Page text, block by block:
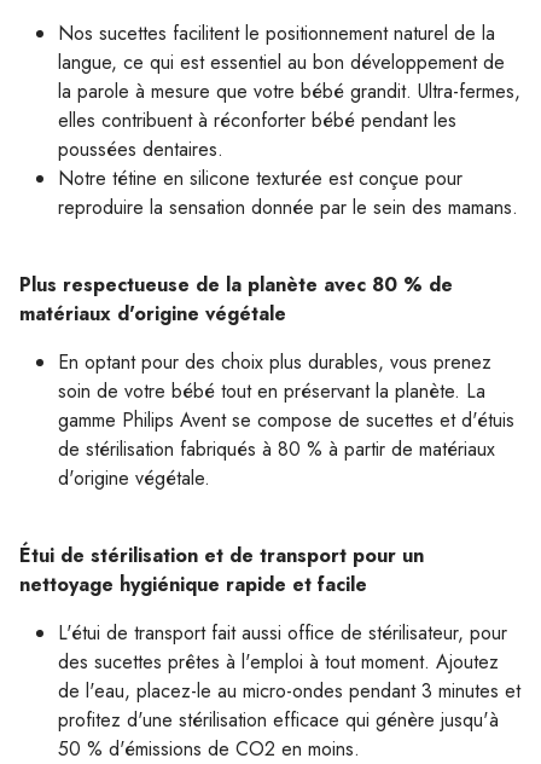
Nos sucettes facilitent le positionnement naturel de la
langue, ce qui est essentiel au bon développement de
la parole à mesure que votre bébé grandit. Ultra-fermes,
elles contribuent à réconforter bébé pendant les
poussées dentaires.
Notre tétine en silicone texturée est conçue pour
reproduire la sensation donnée par le sein des mamans.
Plus respectueuse de la planète avec 80 % de
matériaux d'origine végétale
En optant pour des choix plus durables, vous prenez
soin de votre bébé tout en préservant la planète. La
gamme Philips Avent se compose de sucettes et d'étuis
de stérilisation fabriqués à 80 % à partir de matériaux
d'origine végétale.
Étui de stérilisation et de transport pour un
nettoyage hygiénique rapide et facile
L'étui de transport fait aussi office de stérilisateur, pour
des sucettes prêtes à l'emploi à tout moment. Ajoutez
de l'eau, placez-le au micro-ondes pendant 3 minutes et
profitez d'une stérilisation efficace qui génère jusqu'à
50 % d'émissions de CO2 en moins.